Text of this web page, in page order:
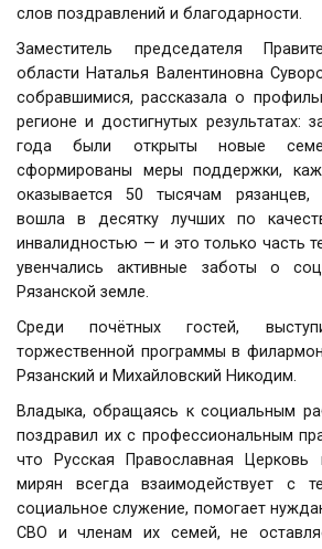
слов поздравлений и благодарности.
Заместитель председателя
области Наталья Валентиновна
собравшимися, рассказала о
регионе и достигнутых результатах:
года были открыты новые
сформированы меры поддержки,
оказывается 50 тысячам рязанцев,
вошла в десятку лучших по
инвалидностью — и это только часть
увенчались активные заботы о
Рязанской земле.
Среди почётных гостей,
торжественной программы в
Рязанский и Михайловский Никодим.
Владыка, обращаясь к социальным
поздравил их с профессиональным
что Русская Православная
мирян всегда взаимодействует с
социальное служение, помогает
СВО и членам их семей, не